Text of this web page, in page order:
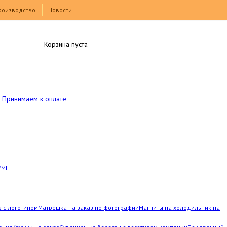
Новости
с логотипомМатрешка на заказ по фотографииМагниты на холодильник на
Принимаем к оплате
Корзина пуста